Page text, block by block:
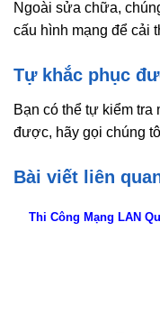
Ngoài sửa chữa,
cấu hình mạng để cải
Tự khắc phục
Bạn có thể tự kiểm tra
được, hãy gọi chúng
Bài viết liên
Thi Công Mạng LAN